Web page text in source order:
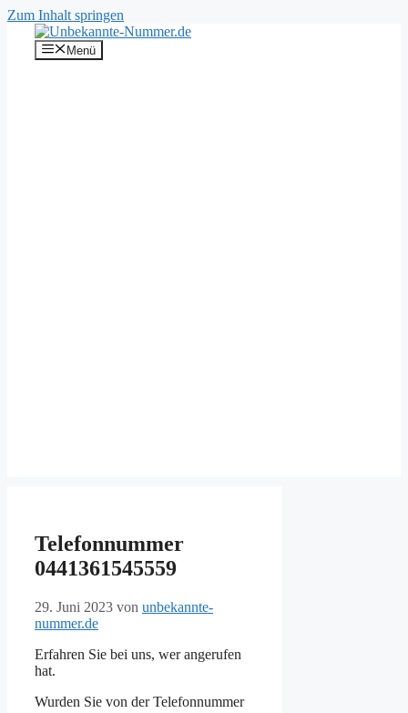
Zum Inhalt springen
Menü
Telefonnummer
0441361545559
29. Juni 2023 von unbekannte-
nummer.de
Erfahren Sie bei uns, wer angerufen
hat.
Wurden Sie von der Telefonnummer